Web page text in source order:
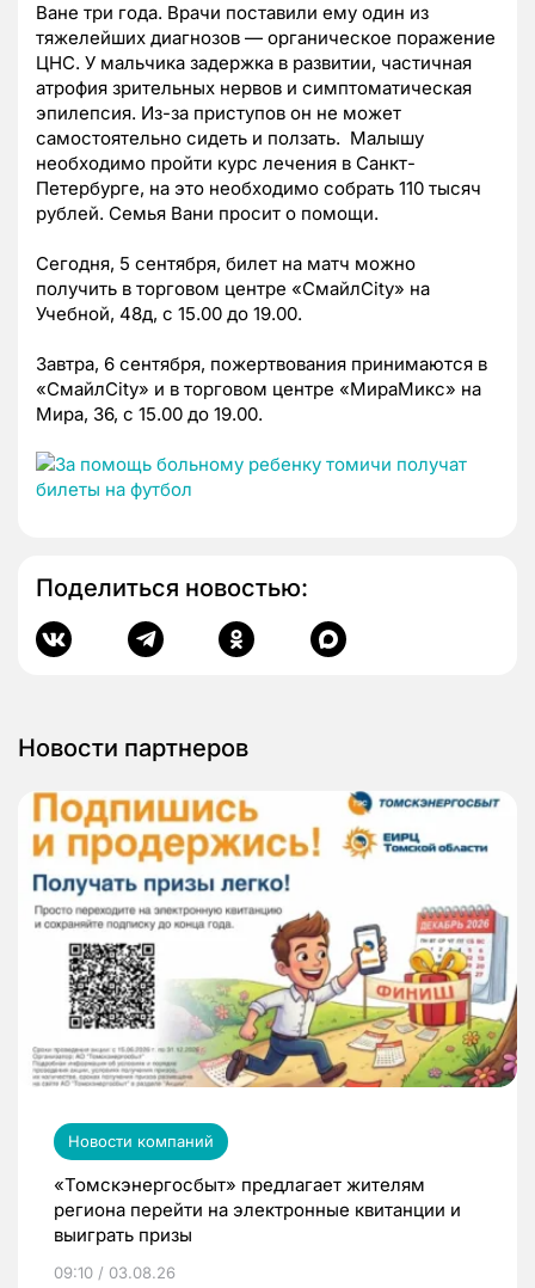
Ване три года. Врачи поставили ему один из
тяжелейших диагнозов — органическое поражение
ЦНС. У мальчика задержка в развитии, частичная
атрофия зрительных нервов и симптоматическая
эпилепсия. Из-за приступов он не может
самостоятельно сидеть и ползать. Малышу
необходимо пройти курс лечения в Санкт-
Петербурге, на это необходимо собрать 110 тысяч
рублей. Семья Вани просит о помощи.
Сегодня, 5 сентября, билет на матч можно
получить в торговом центре «СмайлCity» на
Учебной, 48д, с 15.00 до 19.00.
Завтра, 6 сентября, пожертвования принимаются в
«СмайлCity» и в торговом центре «МираМикс» на
Мира, 36, с 15.00 до 19.00.
Поделиться новостью:
Новости партнеров
Новости компаний
«Томскэнергосбыт» предлагает жителям
региона перейти на электронные квитанции и
выиграть призы
09:10 / 03.08.26